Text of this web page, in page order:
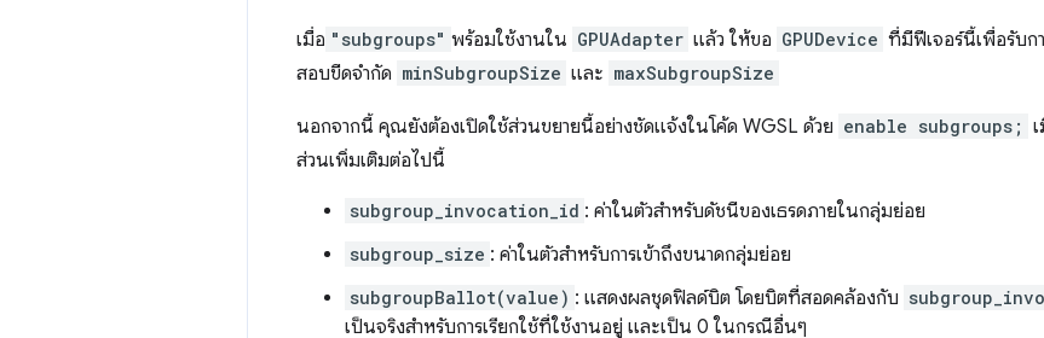
เมื่อ "subgroups" พร้อมใช้งานใน GPUAdapter แล้ว ให้ขอ GPUDevice ที่มีฟีเจอร์นี้เพื่อรับก
สอบขีดจำกัด minSubgroupSize และ maxSubgroupSize
นอกจากนี้ คุณยังต้องเปิดใช้ส่วนขยายนี้อย่างชัดแจ้งในโค้ด WGSL ด้วย enable subgroups;
ส่วนเพิ่มเติมต่อไปนี้
subgroup_invocation_id : ค่าในตัวสำหรับดัชนีของเธรดภายในกลุ่มย่อย
subgroup_size : ค่าในตัวสำหรับการเข้าถึงขนาดกลุ่มย่อย
subgroupBallot(value) : แสดงผลชุดฟิลด์บิต โดยบิตที่สอดคล้องกับ
เป็นจริงสำหรับการเรียกใช้ที่ใช้งานอยู่ และเป็น 0 ในกรณีอื่นๆ